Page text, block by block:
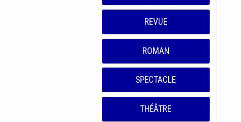
REVUE
ROMAN
SPECTACLE
THÉÂTRE